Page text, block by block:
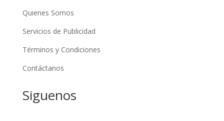
Quienes Somos
Servicios de Publicidad
Términos y Condiciones
Contáctanos
Siguenos